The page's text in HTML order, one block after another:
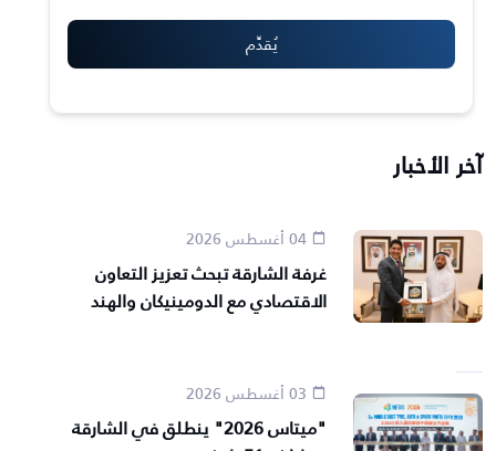
آخر الأخبار
04 أغسطس 2026
غرفة الشارقة تبحث تعزيز التعاون
الاقتصادي مع الدومينيكان والهند
"ميتاس 2026" ينطلق في الشارقة